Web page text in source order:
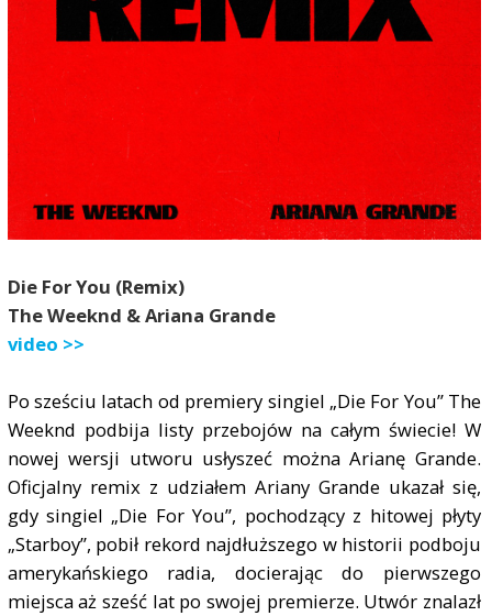
Die For You (Remix)
The Weeknd & Ariana Grande
video >>
Po sześciu latach od premiery singiel „Die For You” The
Weeknd podbija listy przebojów na całym świecie! W
nowej wersji utworu usłyszeć można Arianę Grande.
Oficjalny remix z udziałem Ariany Grande ukazał się,
gdy singiel „Die For You”, pochodzący z hitowej płyty
„Starboy”, pobił rekord najdłuższego w historii podboju
amerykańskiego radia, docierając do pierwszego
miejsca aż sześć lat po swojej premierze. Utwór znalazł